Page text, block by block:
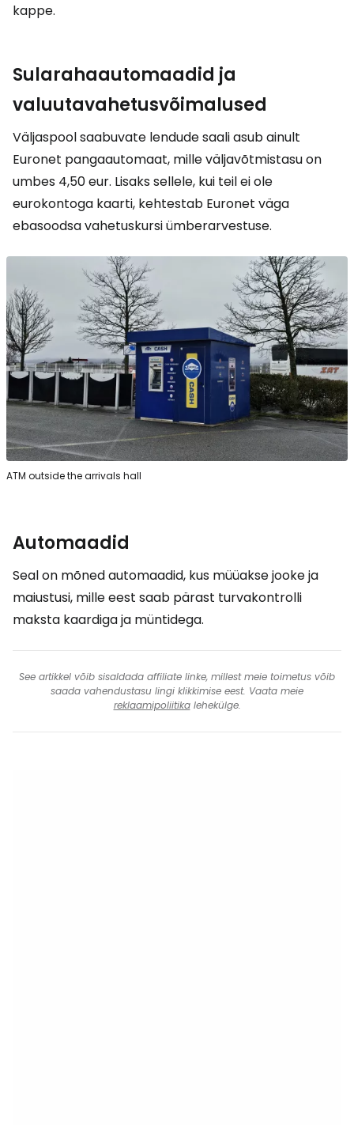
kappe.
Sularahaautomaadid ja
valuutavahetusvõimalused
Väljaspool saabuvate lendude saali asub ainult
Euronet pangaautomaat, mille väljavõtmistasu on
umbes 4,50 eur. Lisaks sellele, kui teil ei ole
eurokontoga kaarti, kehtestab Euronet väga
ebasoodsa vahetuskursi ümberarvestuse.
ATM outside the arrivals hall
Automaadid
Seal on mõned automaadid, kus müüakse jooke ja
maiustusi, mille eest saab pärast turvakontrolli
maksta kaardiga ja müntidega.
See artikkel võib sisaldada affiliate linke, millest meie toimetus võib
saada vahendustasu lingi klikkimise eest. Vaata meie
reklaamipoliitikalehekülge.